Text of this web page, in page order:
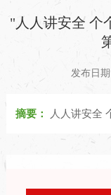
"人人讲安全
发布日
摘要： 人人讲安全